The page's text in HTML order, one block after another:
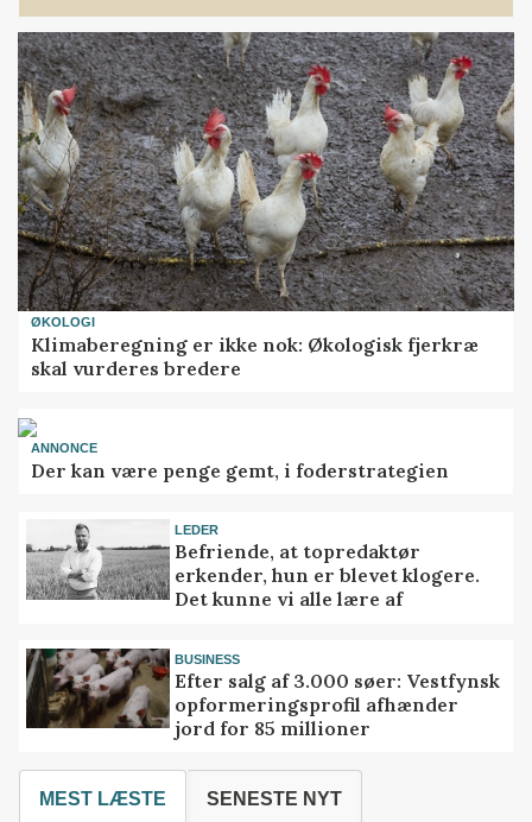
ØKOLOGI
Klimaberegning er ikke nok: Økologisk fjerkræ
skal vurderes bredere
ANNONCE
Der kan være penge gemt, i foderstrategien
LEDER
Befriende, at topredaktør
erkender, hun er blevet klogere.
Det kunne vi alle lære af
BUSINESS
Efter salg af 3.000 søer: Vestfynsk
opformeringsprofil afhænder
jord for 85 millioner
MEST LÆSTE SENESTE NYT